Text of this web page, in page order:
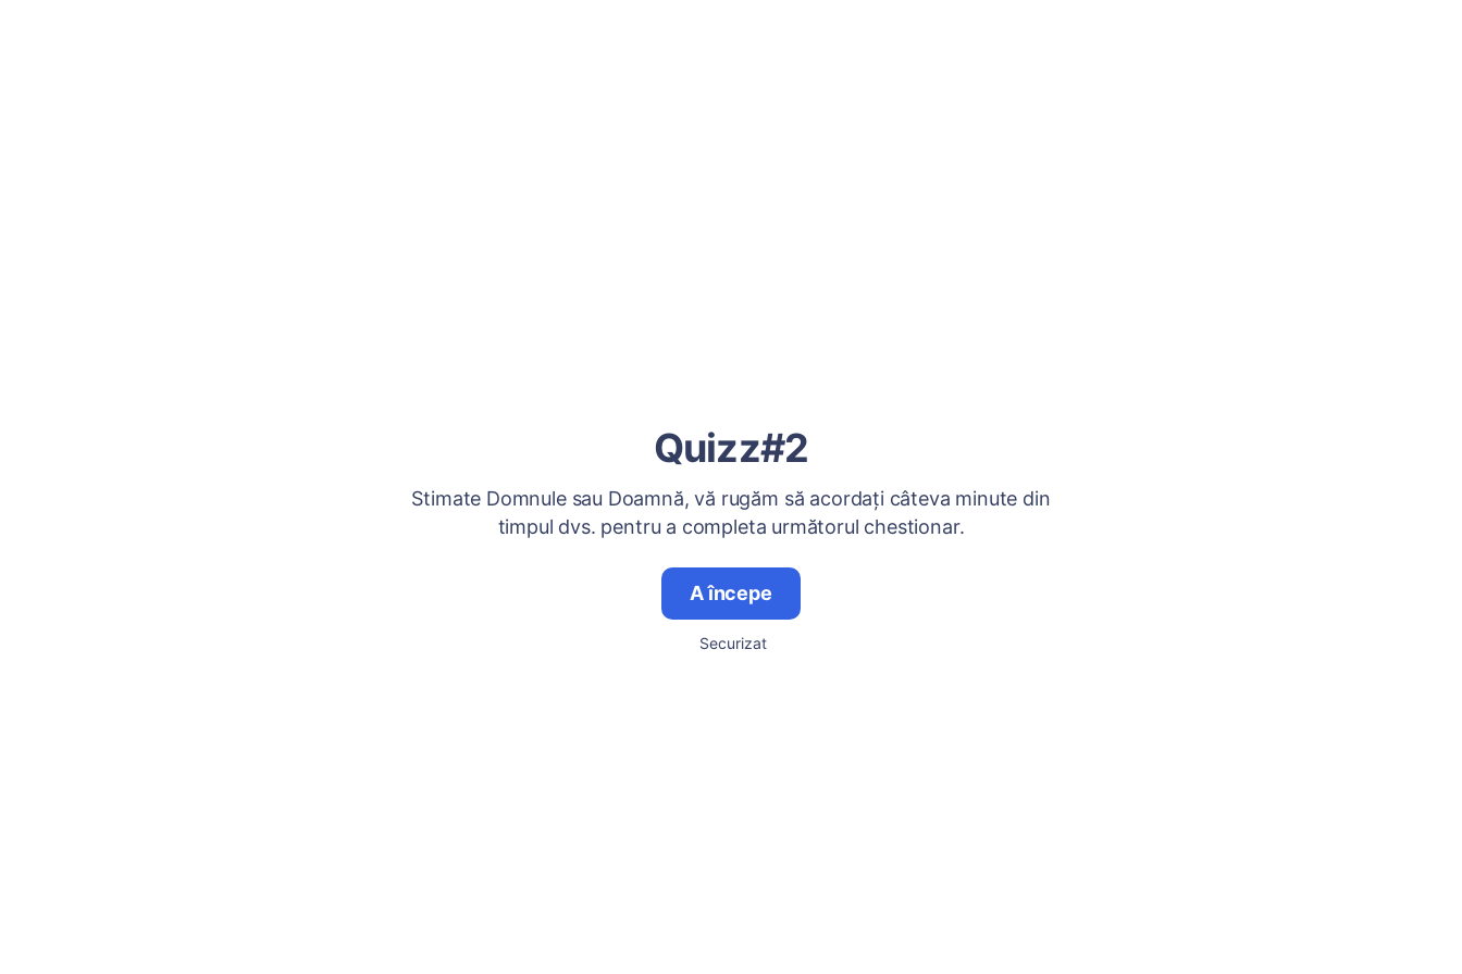
Quizz#2
Stimate Domnule sau Doamnă, vă rugăm să acordați câteva minute din
timpul dvs. pentru a completa următorul chestionar.
A începe
Securizat